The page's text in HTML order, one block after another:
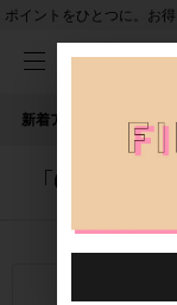
ポイントをひとつに。お
新着アイテム 人気
「